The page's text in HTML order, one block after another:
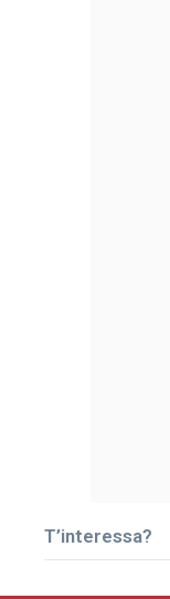
T’interessa?